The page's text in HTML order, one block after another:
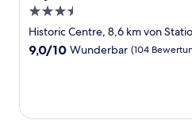
3.5-
Sterne-
Unterkunft
Historic Centre, 8,6 km von
9.0
Bewertungen)
9,0/10 Wunderbar (104